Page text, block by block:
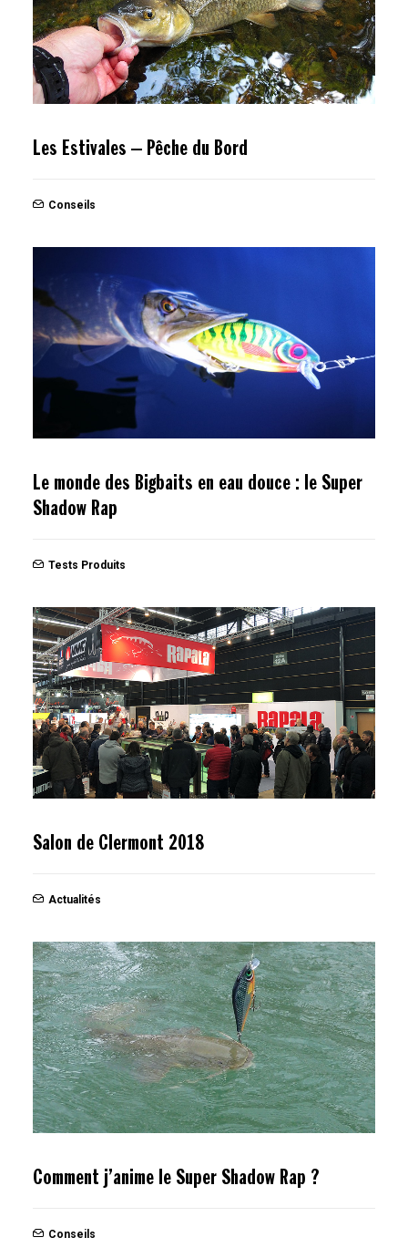
Les Estivales – Pêche du Bord
Conseils
Le monde des Bigbaits en eau douce : le Super
Shadow Rap
Tests Produits
Salon de Clermont 2018
Actualités
Comment j’anime le Super Shadow Rap ?
Conseils